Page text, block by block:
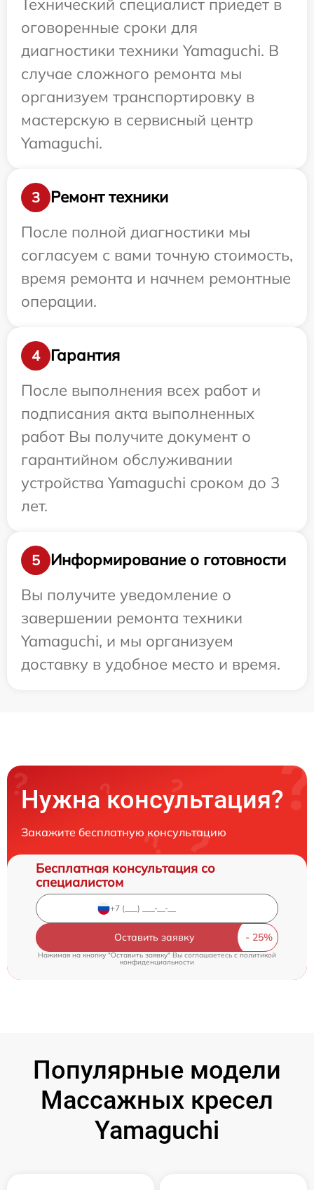
Технический специалист приедет в
оговоренные сроки для
диагностики техники Yamaguchi. В
случае сложного ремонта мы
организуем транспортировку в
мастерскую в сервисный центр
Yamaguchi.
3
Ремонт техники
После полной диагностики мы
согласуем с вами точную стоимость,
время ремонта и начнем ремонтные
операции.
4
Гарантия
После выполнения всех работ и
подписания акта выполненных
работ Вы получите документ о
гарантийном обслуживании
устройства Yamaguchi сроком до 3
лет.
5
Информирование о готовности
Вы получите уведомление о
завершении ремонта техники
Yamaguchi, и мы организуем
доставку в удобное место и время.
Нужна консультация?
Закажите бесплатную консультацию
Бесплатная консультация со
специалистом
Оставить заявку
Нажимая на кнопку "Оставить заявку" Вы соглашаетесь cполитикой
конфиденциальности
Популярные модели
Массажных кресел
Yamaguchi